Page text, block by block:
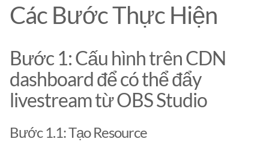
Các Bước Thực Hiện
Bước 1: Cấu hình trên CDN
dashboard để có thể đẩy
livestream từ OBS Studio
Bước 1.1: Tạo Resource